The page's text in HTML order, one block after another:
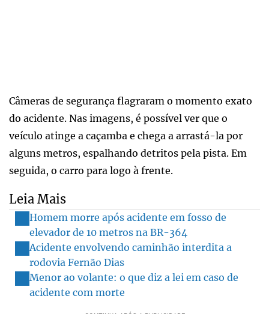
Câmeras de segurança flagraram o momento exato
do acidente. Nas imagens, é possível ver que o
veículo atinge a caçamba e chega a arrastá-la por
alguns metros, espalhando detritos pela pista. Em
seguida, o carro para logo à frente.
Leia Mais
Homem morre após acidente em fosso de
elevador de 10 metros na BR-364
Acidente envolvendo caminhão interdita a
rodovia Fernão Dias
Menor ao volante: o que diz a lei em caso de
acidente com morte